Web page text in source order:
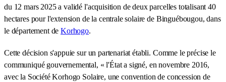
du 12 mars 2025 a validé l'acquisition de deux parcelles totalisant 40
hectares pour l'extension de la centrale solaire de Binguébougou, dans
le département deKorhogo.
Cette décision s'appuie sur un partenariat établi. Comme le précise le
communiqué gouvernemental, « l'État a signé, en novembre 2016,
avec la Société Korhogo Solaire, une convention de concession de